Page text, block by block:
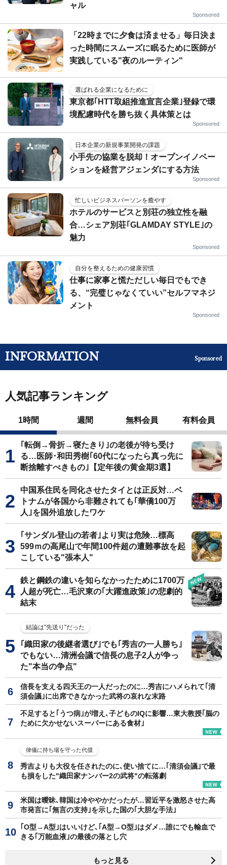
ャル
Sponsored
「22時までに夕食は済ませる」毎日決ま
った時間にスムーズに眠るために医師が
実践している"夜のルーティン"
選ばれる企業になるために
東京都｢HTT取組推進宣言企業｣登録で環
境配慮時代を勝ち抜く具体策とは
Sponsored
日本企業の新規事業開発の課題
小手先の協業を脱却！オープンイノベー
ションを経営アジェンダにする方法
Sponsored
忙しいビジネスパーソンを癒やす
ホテルのサービスと別荘の独立性を融
合…シェア別荘｢GLAMDAY STYLE｣の
魅力
Sponsored
自分を整えるための健康習慣
仕事に家事と慌ただしい毎日でもでき
る、“完璧じゃなくていい”セルフマネジ
メント
Sponsored
INFORMATION Sponsored
人気記事ランキング
1時間 週間 無料会員 有料会員
｢転倒→骨折→寝たきり｣の老後が待ち受け
る…医師･和田秀樹｢60代になったら真っ先に
断捨離すべきもの｣【定年後の黄金期3選】
中国系住民を同化させたタイとは正反対…ベ
トナムが各国から非難されても｢華僑100万
人｣を国外追放したワケ
｢サンダル登山の若者｣より実は危険…標高
599ｍの高尾山で年間100件超の遭難事故を起
こしている"張本人"
鉄と鋼鉄の違いを知らなかったために1700万
人超が死亡…毛沢東の｢大躍進政策｣の悲劇的
結末
結論は"先送り"だった
｢織田家の後継者選び｣でも｢秀吉の一人勝ち｣
でもない…清洲会議で信長の息子2人が争っ
た"本当の争点"
信長を支える四天王の一人だったのに…秀吉にハメられて｢清
須会議｣に出席できなかった武将の哀れな末路
不足すると｢うつ病｣が増え､子どものIQに影響…東大教授｢脳の
ために欠かせないスーパーにある食材｣
律儀に持ち場を守った代償
秀吉よりも大役を任されたのに､使い捨てに…｢清須会議｣で最
も損をした"織田家ナンバー2の武将"の転落劇
米国は曖昧､韓国は冷ややかだったが…習近平を激怒させた高
市発言に｢無言の支持｣を示した国の｢大胆な手法｣
｢O型→A型｣はいいけど､｢A型→O型｣はダメ…誰にでも輸血で
きる｢万能血液｣の最後の落とし穴
もっと見る